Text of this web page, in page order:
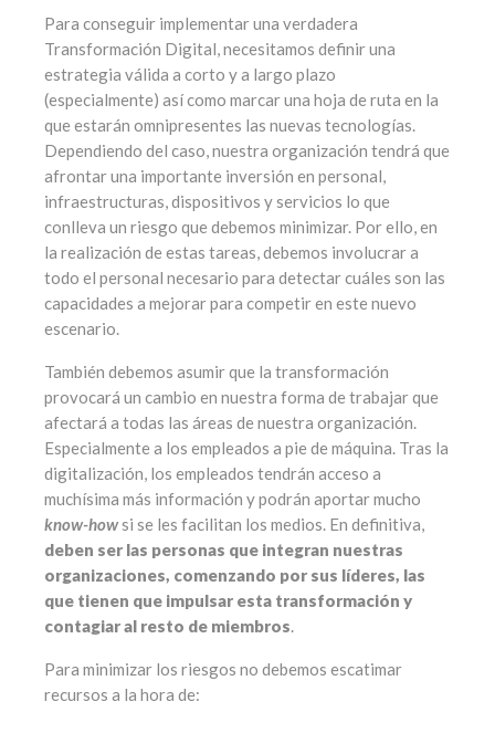
Para conseguir implementar una verdadera
Transformación Digital, necesitamos definir una
estrategia válida a corto y a largo plazo
(especialmente) así como marcar una hoja de ruta en la
que estarán omnipresentes las nuevas tecnologías.
Dependiendo del caso, nuestra organización tendrá que
afrontar una importante inversión en personal,
infraestructuras, dispositivos y servicios lo que
conlleva un riesgo que debemos minimizar. Por ello, en
la realización de estas tareas, debemos involucrar a
todo el personal necesario para detectar cuáles son las
capacidades a mejorar para competir en este nuevo
escenario.
También debemos asumir que la transformación
provocará un cambio en nuestra forma de trabajar que
afectará a todas las áreas de nuestra organización.
Especialmente a los empleados a pie de máquina. Tras la
digitalización, los empleados tendrán acceso a
muchísima más información y podrán aportar mucho
know-howsi se les facilitan los medios. En definitiva,
deben ser las personas que integran nuestras
organizaciones, comenzando por sus líderes, las
que tienen que impulsar esta transformación y
contagiar al resto de miembros.
Para minimizar los riesgos no debemos escatimar
recursos a la hora de: